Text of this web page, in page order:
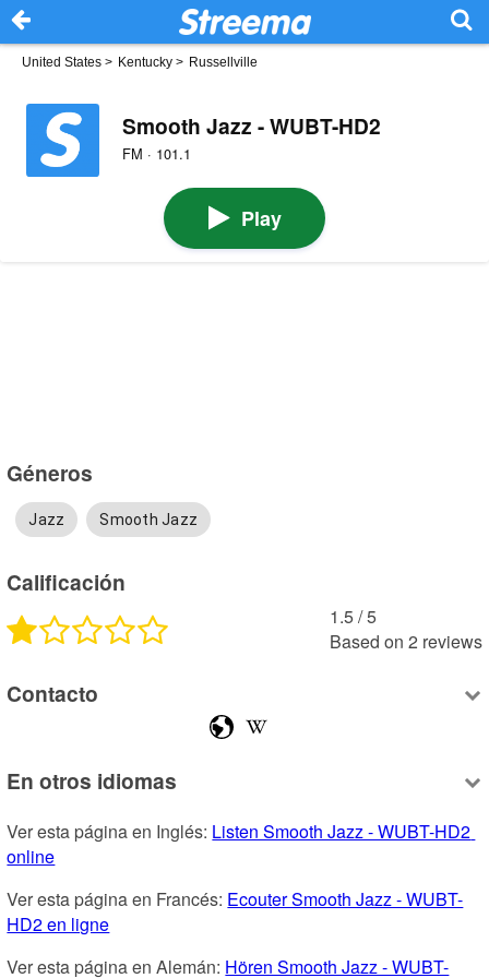
United States > Kentucky > Russellville
Smooth Jazz - WUBT-HD2
FM · 101.1
Play
Géneros
Jazz Smooth Jazz
Calificación
1.5 /5
Based on 2 reviews
Contacto
En otros idiomas
Ver esta página en Inglés: Listen Smooth Jazz - WUBT-HD2
online
Ver esta página en Francés: Ecouter Smooth Jazz - WUBT-
HD2 en ligne
Ver esta página en Alemán: Hören Smooth Jazz - WUBT-